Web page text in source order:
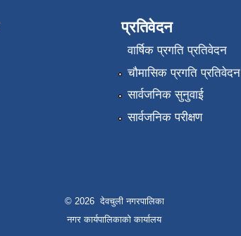
प्रतिवेदन
वार्षिक प्रगति प्रतिवेदन
चौमासिक प्रगति प्रतिवेदन
सार्वजनिक सुनुवाई
सार्वजनिक परीक्षण
© 2026 देवचुली नगरपालिका
नगर कार्यपालिकाको कार्यालय